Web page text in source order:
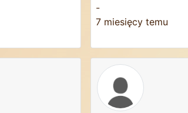
-
7 miesięcy temu